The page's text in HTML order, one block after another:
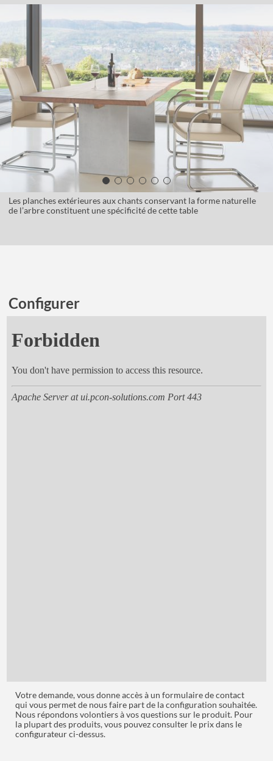
Les planches extérieures aux chants conservant la forme naturelle
de l’arbre constituent une spécificité de cette table
Configurer
Votre demande, vous donne accès à un formulaire de contact
qui vous permet de nous faire part de la configuration souhaitée.
Nous répondons volontiers à vos questions sur le produit. Pour
la plupart des produits, vous pouvez consulter le prix dans le
configurateur ci-dessus.